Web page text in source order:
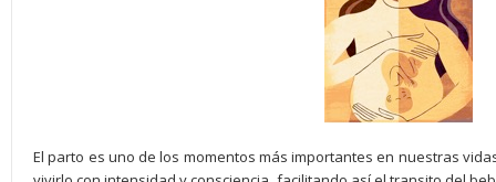
El parto es uno de los momentos más importantes en nuestras